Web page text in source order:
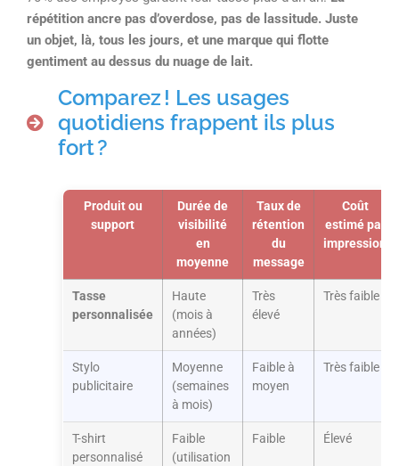
répétition ancre pas d’overdose, pas de lassitude. Juste
un objet, là, tous les jours, et une marque qui flotte
gentiment au dessus du nuage de lait.
Comparez ! Les usages
quotidiens frappent ils plus
fort ?
Produit ou
support
Durée de
visibilité
en
moyenne
Taux de
rétention
du
message
Coût
estimé par
impression
Tasse
personnalisée
Haute
(mois à
années)
Très
élevé
Très faible
Stylo
publicitaire
Moyenne
(semaines
à mois)
Faible à
moyen
Très faible
T-shirt
personnalisé
Faible
(utilisation
Faible Élevé